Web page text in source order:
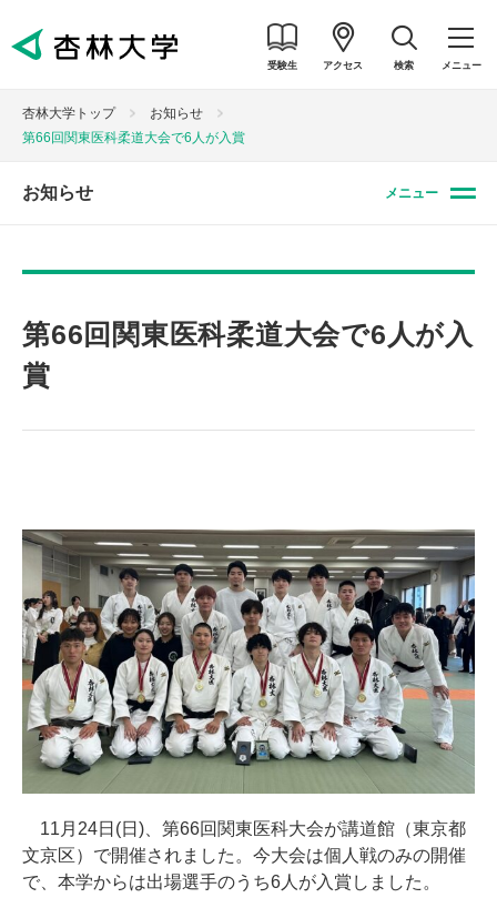
受験生 アクセス 検索 メニュー
杏林大学トップ
お知らせ
第66回関東医科柔道大会で6人が入賞
お知らせ メニュー
第66回関東医科柔道大会で6人が入
賞
11月24日(日)、第66回関東医科大会が講道館（東京都
文京区）で開催されました。今大会は個人戦のみの開催
で、本学からは出場選手のうち6人が入賞しました。